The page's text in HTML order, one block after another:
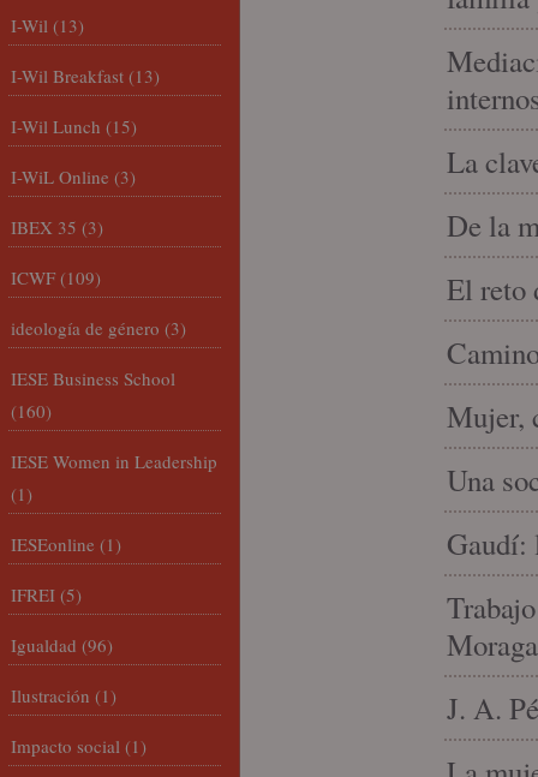
La
De la
El reto
Mujer,
Una
Gaudí:
J. A.
I-Wil (13)
I-Wil Breakfast (13)
I-Wil Lunch (15)
I-WiL Online (3)
IBEX 35 (3)
ICWF (109)
ideología de género (3)
IESE Business School
(160)
IESE Women in Leadership
(1)
IESEonline (1)
IFREI (5)
Igualdad (96)
Ilustración (1)
Impacto social (1)